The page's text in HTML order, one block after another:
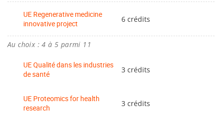
UE Regenerative medicine
innovative project
6 crédits
Au choix : 4 à 5 parmi 11
UE Qualité dans les industries
de santé
3 crédits
UE Proteomics for health
research
3 crédits